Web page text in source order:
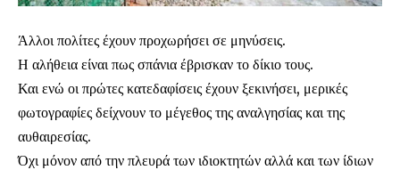
Άλλοι πολίτες έχουν προχωρήσει σε μηνύσεις.
Η αλήθεια είναι πως σπάνια έβρισκαν το δίκιο τους.
Και ενώ οι πρώτες κατεδαφίσεις έχουν ξεκινήσει, μερικές
φωτογραφίες δείχνουν το μέγεθος της αναλγησίας και της
αυθαιρεσίας.
Όχι μόνον από την πλευρά των ιδιοκτητών αλλά και των ίδιων